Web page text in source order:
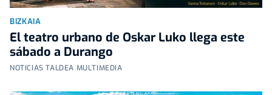
BIZKAIA
El teatro urbano de Oskar Luko llega este
sábado a Durango
NOTICIAS TALDEA MULTIMEDIA